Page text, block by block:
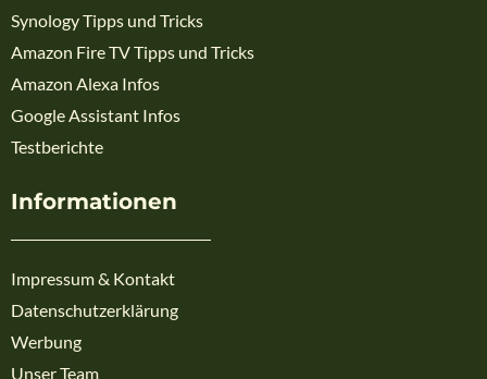
Synology Tipps und Tricks
Amazon Fire TV Tipps und Tricks
Amazon Alexa Infos
Google Assistant Infos
Testberichte
Informationen
Impressum & Kontakt
Datenschutzerklärung
Werbung
Unser Team